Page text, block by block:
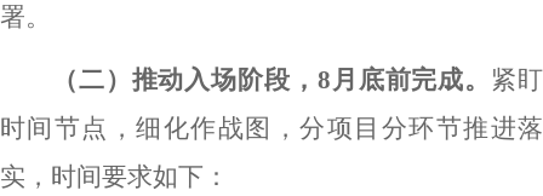
署。
（二）推动入场阶段， 8月底前完成。 紧盯
时间节点，细化作战图，分项目分环节推进落
实，时间要求如下：